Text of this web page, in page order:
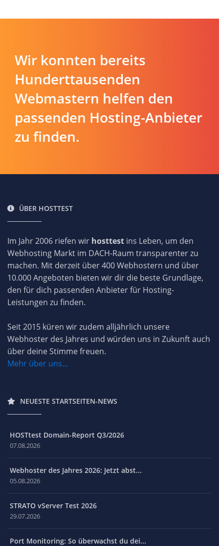
Wir konnten bereits
Hunderttausenden
Webmastern helfen den
passenden Hosting-Anbieter
zu finden.
ÜBER HOSTTEST
Im Jahr 2006 riefen wir hosttest ins Leben, um den
Webhosting Markt im DACH-Raum transparenter zu
machen. Mit derzeit über 400 Webhostern und über
10.000 Angeboten bieten wir dir die beste Grundlage,
den für dich passenden Anbieter für Hosting-
Leistungen zu finden.
Seit 2015 küren wir zudem alljährlich unsere
Webhoster des Jahres und würden uns in Zukunft auch
über deine Stimme freuen.
Mehr über uns...
NEUESTE STARTSEITEN-NEWS
HOSTtest Domain-Report Q3/2026
07.08.2026
Webhoster des Jahres 2026: Jetzt abst...
05.08.2026
STRATO vServer Test 2026
29.07.2026
Port Monitoring: So überwachst du dei...